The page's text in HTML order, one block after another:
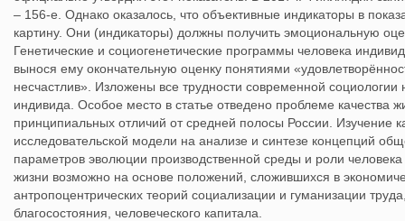
– 156-е. Однако оказалось, что объективные индикаторы в
картину. Они (индикаторы) должны получить эмоциональную
Генетические и социогенетические программы человека
вынося ему окончательную оценку понятиями
несчастлив». Изложены все трудности современной
индивида. Особое место в статье отведено проблеме качества
принципиальных отличий от средней полосы России. Изучение
исследовательской модели на анализе и синтезе концепций
параметров эволюции производственной среды и роли
жизни возможно на основе положений, сложившихся в
антропоцентрических теорий социализации и гуманизации
благосостояния, человеческого капитала.